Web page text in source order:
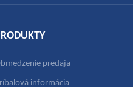
predaja
informácia